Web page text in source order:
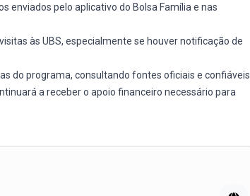
enviados pelo aplicativo do Bolsa Família e nas
às UBS, especialmente se houver notificação de
do programa, consultando fontes oficiais e confiáveis.
a receber o apoio financeiro necessário para